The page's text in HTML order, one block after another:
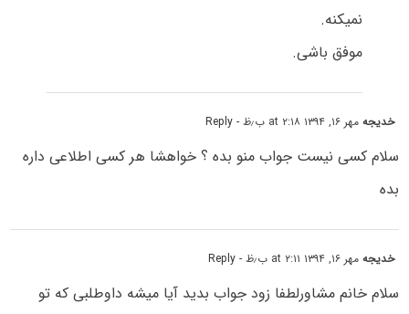
نمیکنه.
موفق باشی.
خدیجهمهر ۱۶, ۱۳۹۴ at ۲:۱۸ ب٫ظ - Reply
سلام کسی نیست جواب منو بده ؟ خواهشا هر کسی اطلاعی داره
بده
خدیجهمهر ۱۶, ۱۳۹۴ at ۲:۱۱ ب٫ظ - Reply
سلام خانم مشاورلطفا زود جواب بدید آیا میشه داوطلبی که تو